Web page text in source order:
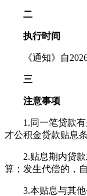
二
执行时间
《通知》自2026
三
注意事项
1.同一笔贷款有
才公积金贷款贴息
2.贴息期内贷款
算；发生代偿的，
3.本贴息与其他